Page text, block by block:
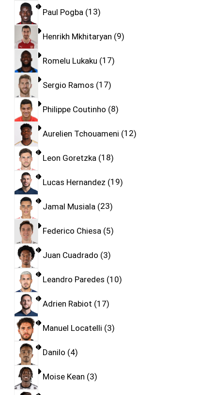
Paul Pogba 13
Henrikh Mkhitaryan 9
Romelu Lukaku 17
Sergio Ramos 17
Philippe Coutinho 8
Aurelien Tchouameni 12
Leon Goretzka 18
Lucas Hernandez 19
Jamal Musiala 23
Federico Chiesa 5
Juan Cuadrado 3
Leandro Paredes 10
Adrien Rabiot 17
Manuel Locatelli 3
Danilo 4
Moise Kean 3